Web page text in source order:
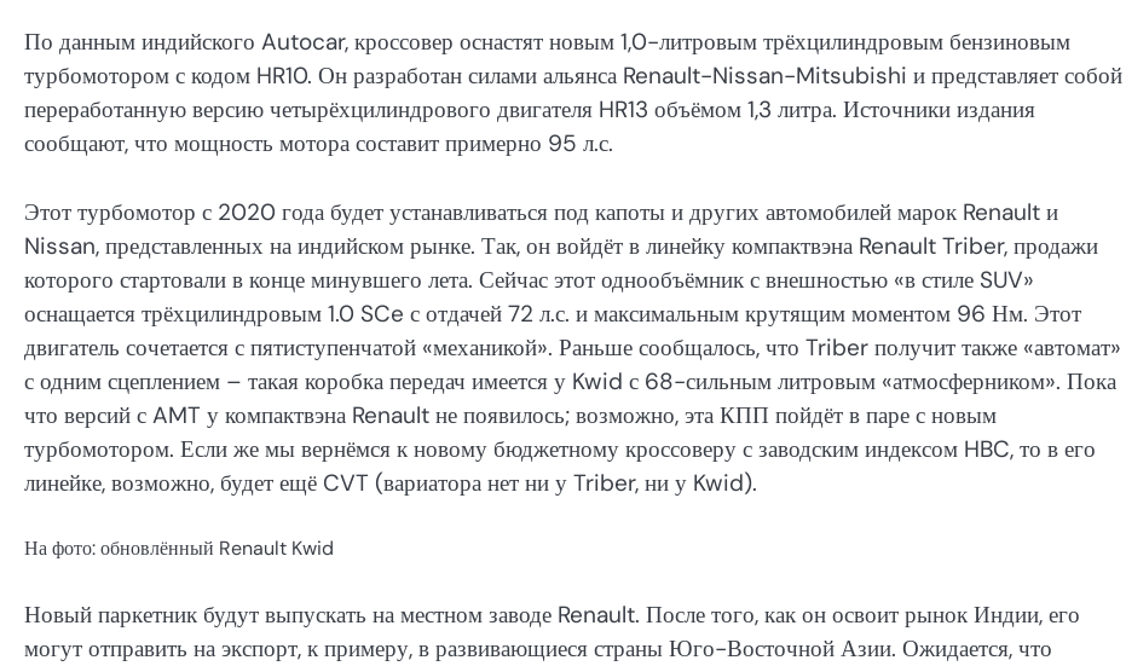
По данным индийского Autocar, кроссовер оснастят новым 1,0-литровым трёхцилиндровым бензиновым
турбомотором с кодом HR10. Он разработан силами альянса Renault-Nissan-Mitsubishi и представляет собой
переработанную версию четырёхцилиндрового двигателя HR13 объёмом 1,3 литра. Источники издания
сообщают, что мощность мотора составит примерно 95 л.с.
Этот турбомотор с 2020 года будет устанавливаться под капоты и других автомобилей марок Renault и
Nissan, представленных на индийском рынке. Так, он войдёт в линейку компактвэна Renault Triber, продажи
которого стартовали в конце минувшего лета. Сейчас этот однообъёмник с внешностью «в стиле SUV»
оснащается трёхцилиндровым 1.0 SCe с отдачей 72 л.с. и максимальным крутящим моментом 96 Нм. Этот
двигатель сочетается с пятиступенчатой «механикой». Раньше сообщалось, что Triber получит также «автомат»
с одним сцеплением – такая коробка передач имеется у Kwid с 68-сильным литровым «атмосферником». Пока
что версий с AMT у компактвэна Renault не появилось; возможно, эта КПП пойдёт в паре с новым
турбомотором. Если же мы вернёмся к новому бюджетному кроссоверу с заводским индексом HBC, то в его
линейке, возможно, будет ещё CVT (вариатора нет ни у Triber, ни у Kwid).
На фото: обновлённый Renault Kwid
Новый паркетник будут выпускать на местном заводе Renault. После того, как он освоит рынок Индии, его
могут отправить на экспорт, к примеру, в развивающиеся страны Юго-Восточной Азии. Ожидается, что